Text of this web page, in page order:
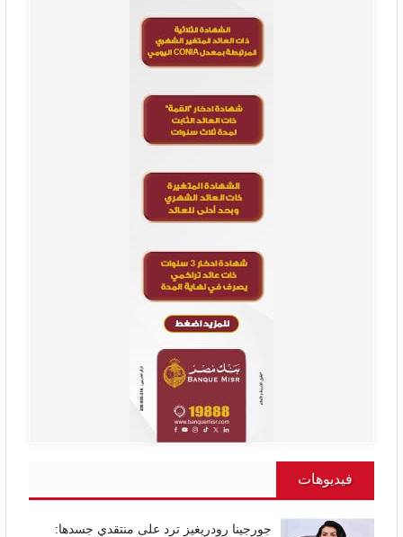
فيديوهات
جورجينا رودريغيز ترد على منتقدي جسدها: